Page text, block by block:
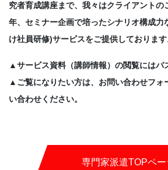
究者育成講座まで、我々はクライアントの
年、セミナー企画で培ったシナリオ構成力
け社員研修)サービスをご提供しております
▲サービス資料（講師情報）の閲覧にはパ
▲ご覧になりたい方は、お問い合わせフォ
い合わせください。
専門家派遣TOPペー